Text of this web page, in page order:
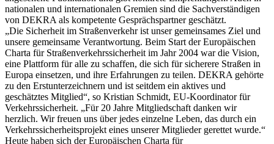
nationalen und internationalen Gremien sind die Sachverständigen
von DEKRA als kompetente Gesprächspartner geschätzt.
„Die Sicherheit im Straßenverkehr ist unser gemeinsames Ziel und
unsere gemeinsame Verantwortung. Beim Start der Europäischen
Charta für Straßenverkehrssicherheit im Jahr 2004 war die Vision,
eine Plattform für alle zu schaffen, die sich für sicherere Straßen in
Europa einsetzen, und ihre Erfahrungen zu teilen. DEKRA gehörte
zu den Erstunterzeichnern und ist seitdem ein aktives und
geschätztes Mitglied“, so Kristian Schmidt, EU-Koordinator für
Verkehrssicherheit. „Für 20 Jahre Mitgliedschaft danken wir
herzlich. Wir freuen uns über jedes einzelne Leben, das durch ein
Verkehrssicherheitsprojekt eines unserer Mitglieder gerettet wurde.“
Heute haben sich der Europäischen Charta für